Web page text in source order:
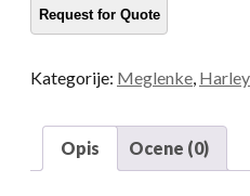
LED
megla
za
svetilko
Harley
Kategorije: Meglenke
Opis Ocene (0)